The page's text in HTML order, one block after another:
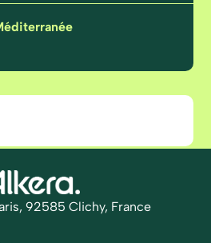
92585 Clichy, France